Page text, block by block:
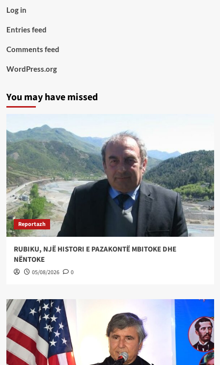
Log in
Entries feed
Comments feed
WordPress.org
You may have missed
Reportazh
RUBIKU, NJË HISTORI E PAZAKONTË MBITOKE DHE
NËNTOKE
05/08/2026 0